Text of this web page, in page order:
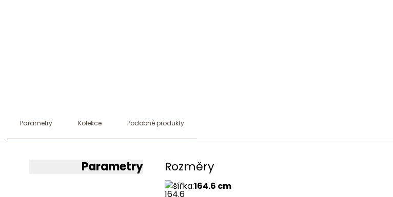
Parametry Kolekce Podobné produkty
Parametry Rozměry
šířka:164.6 cm